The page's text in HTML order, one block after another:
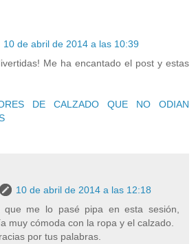
10 de abril de 2014 a las 10:39
Me ha encantado el post y estas
DE CALZADO QUE NO ODIAN
10 de abril de 2014 a las 12:18
que me lo pasé pipa en esta sesión,
muy cómoda con la ropa y el calzado.
por tus palabras.